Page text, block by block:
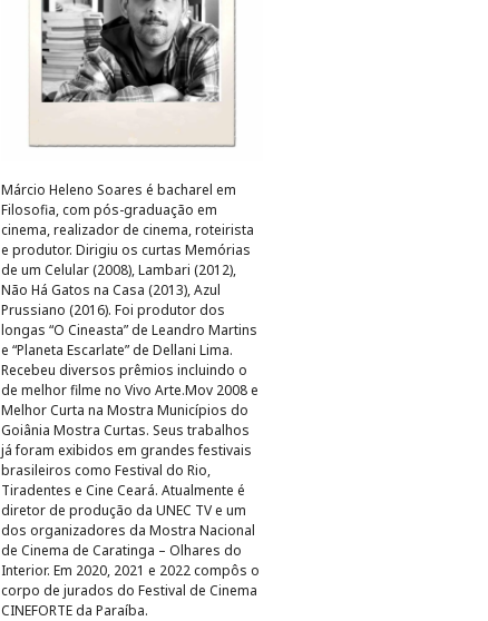
Márcio Heleno Soares é bacharel em
Filosofia, com pós-graduação em
cinema, realizador de cinema, roteirista
e produtor. Dirigiu os curtas Memórias
de um Celular (2008), Lambari (2012),
Não Há Gatos na Casa (2013), Azul
Prussiano (2016). Foi produtor dos
longas “O Cineasta” de Leandro Martins
e “Planeta Escarlate” de Dellani Lima.
Recebeu diversos prêmios incluindo o
de melhor filme no Vivo Arte.Mov 2008 e
Melhor Curta na Mostra Municípios do
Goiânia Mostra Curtas. Seus trabalhos
já foram exibidos em grandes festivais
brasileiros como Festival do Rio,
Tiradentes e Cine Ceará. Atualmente é
diretor de produção da UNEC TV e um
dos organizadores da Mostra Nacional
de Cinema de Caratinga – Olhares do
Interior. Em 2020, 2021 e 2022 compôs o
corpo de jurados do Festival de Cinema
CINEFORTE da Paraíba.